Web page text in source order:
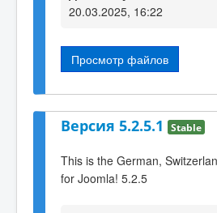
20.03.2025, 16:22
Просмотр файлов
Версия 5.2.5.1 Stable
This is the German,
for Joomla! 5.2.5